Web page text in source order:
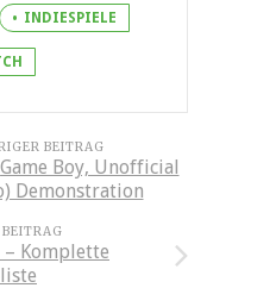
INDIESPIELE
BEITRAG
Boy, Unofficial
Demonstration
Komplette